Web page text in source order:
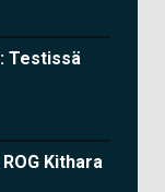
Testissä
Kithara